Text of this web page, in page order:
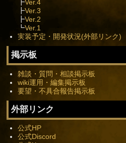
┣Ver.4
┣Ver.3
┣Ver.2
┗Ver.1
実装予定・開発状況(外部リンク)
掲示板
雑談・質問・相談掲示板
wiki運用・編集掲示板
要望・不具合報告掲示板
外部リンク
公式HP
公式Discord